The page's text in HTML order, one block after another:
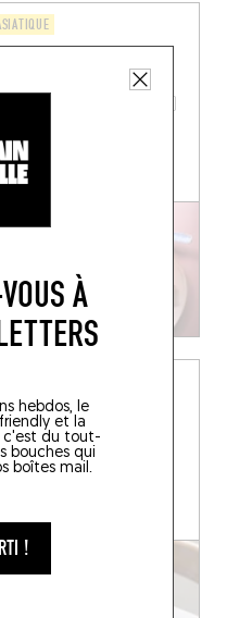
À
hebdos, le
et la
c'est du tout-
bouches qui
boîtes mail.
!
38 Rue du Faubourg
RÉSERVER UNE TABLE
L'ORILLON
35 Rue de l'Orillon
(75011)
RÉSERVER UNE TABLE